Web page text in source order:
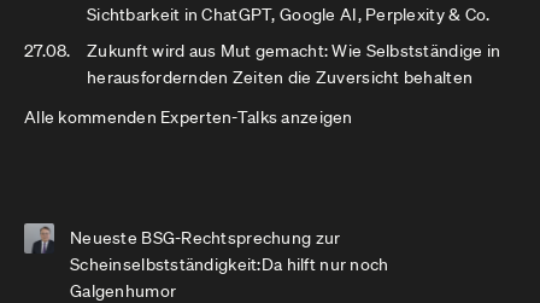
Sichtbarkeit in ChatGPT, Google AI, Perplexity & Co.
27.08.
Zukunft wird aus Mut gemacht: Wie Selbstständige in
herausfordernden Zeiten die Zuversicht behalten
Alle kommenden Experten-Talks anzeigen
Neueste BSG-Rechtsprechung zur
Scheinselbstständigkeit:Da hilft nur noch
Galgenhumor